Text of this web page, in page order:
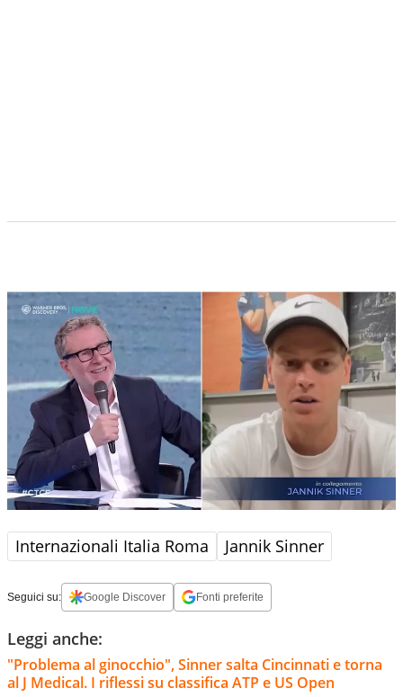
Internazionali Italia Roma Jannik Sinner
Seguici su: Google Discover Fonti preferite
Leggi anche:
"Problema al ginocchio", Sinner salta Cincinnati e torna
al J Medical. I riflessi su classifica ATP e US Open